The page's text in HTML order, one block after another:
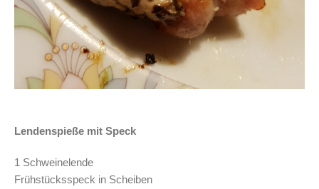
Lendenspieße mit Speck
1 Schweinelende
Frühstücksspeck in Scheiben